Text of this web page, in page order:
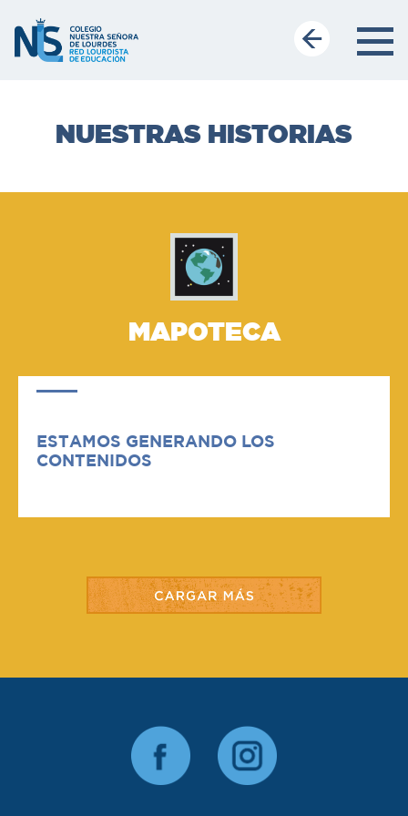
NUESTRAS HISTORIAS
MAPOTECA
ESTAMOS GENERANDO LOS
CONTENIDOS